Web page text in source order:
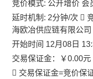
竞价模式: 公开增价 会
延时机制: 2分钟/次 
海欧冶供应链有限公司
开始时间 12月08日
交易保证金：
￥0.00元
 交易保证金=竞价保